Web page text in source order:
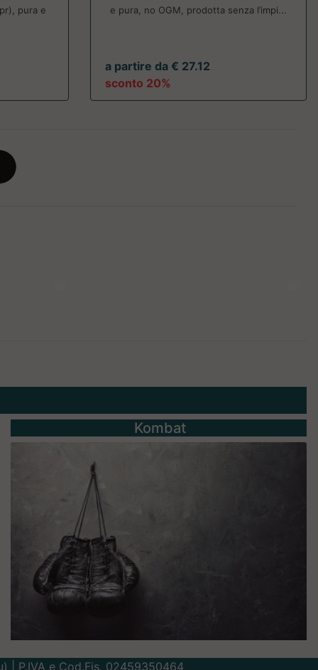
pura e
e pura, no OGM, prodotta senza l’impi...
a partire da € 27.12
sconto 20%
Kombat
| P.IVA e Cod.Fis. 02459350464